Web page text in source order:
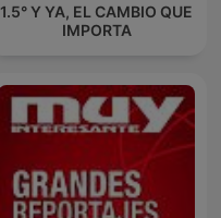
1.5° Y YA, EL CAMBIO QUE
IMPORTA